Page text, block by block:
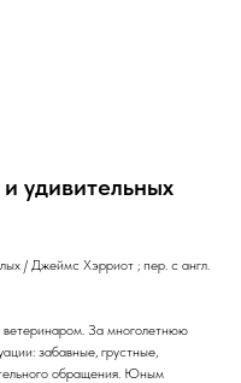
удивительных
/ Джеймс Хэрриот ; пер. с англ.
За многолетнюю
забавные, грустные,
обращения. Юным